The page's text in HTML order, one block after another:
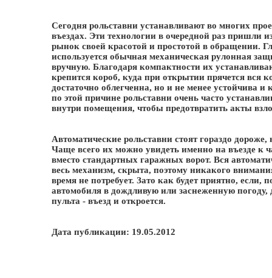
Сегодня рольставни устанавливают во многих
въездах. Эти технологии в очередной раз пришли
рынок своей красотой и простотой в обращении.
используется обычная механическая рулонная
вручную. Благодаря компактности их
крепится короб, куда при открытии прячется вся
достаточно облегченна, но и не менее устойчива
по этой причине рольставни очень часто
внутри помещения, чтобы предотвратить акты
Автоматические рольставни стоят гораздо
Чаще всего их можно увидеть именно на въезде к
вместо стандартных гаражных ворот. Вся
весь механизм, скрыта, поэтому никакого
время не потребует. Зато как будет приятно, если,
автомобиля в дождливую или заснеженную погоду,
пульта - въезд и откроется.
Дата публикации: 19.05.2012